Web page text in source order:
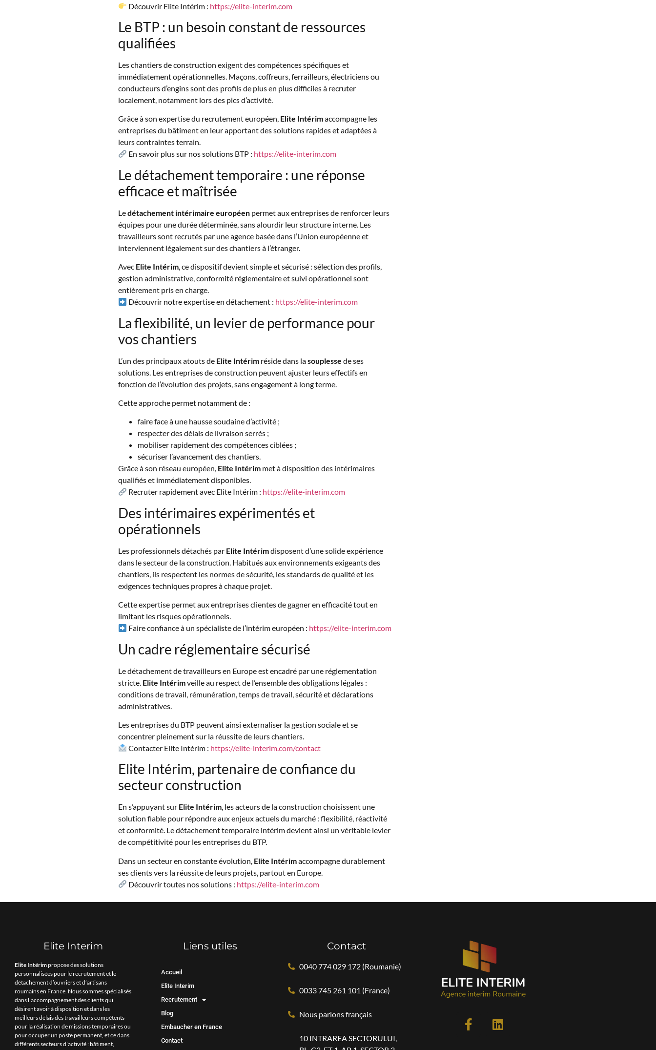
Découvrir Elite Intérim : https://elite-interim.com
Le BTP : un besoin constant de ressources
qualifiées
Les chantiers de construction exigent des compétences spécifiques et
immédiatement opérationnelles. Maçons, coffreurs, ferrailleurs, électriciens ou
conducteurs d’engins sont des profils de plus en plus difficiles à recruter
localement, notamment lors des pics d’activité.
Grâce à son expertise du recrutement européen, Elite Intérimaccompagne les
entreprises du bâtiment en leur apportant des solutions rapides et adaptées à
leurs contraintes terrain.
En savoir plus sur nos solutions BTP : https://elite-interim.com
Le détachement temporaire : une réponse
efficace et maîtrisée
Ledétachement intérimaire européenpermet aux entreprises de renforcer leurs
équipes pour une durée déterminée, sans alourdir leur structure interne. Les
travailleurs sont recrutés par une agence basée dans l’Union européenne et
interviennent légalement sur des chantiers à l’étranger.
Avec Elite Intérim, ce dispositif devient simple et sécurisé : sélection des profils,
gestion administrative, conformité réglementaire et suivi opérationnel sont
entièrement pris en charge.
Découvrir notre expertise en détachement : https://elite-interim.com
La flexibilité, un levier de performance pour
vos chantiers
L’un des principaux atouts de Elite Intérimréside dans lasouplesse de ses
solutions. Les entreprises de construction peuvent ajuster leurs effectifs en
fonction de l’évolution des projets, sans engagement à long terme.
Cette approche permet notamment de :
faire face à une hausse soudaine d’activité ;
respecter des délais de livraison serrés ;
mobiliser rapidement des compétences ciblées ;
sécuriser l’avancement des chantiers.
Grâce à son réseau européen, Elite Intérimmet à disposition des intérimaires
qualifiés et immédiatement disponibles.
Recruter rapidement avec Elite Intérim : https://elite-interim.com
Des intérimaires expérimentés et
opérationnels
Les professionnels détachés par Elite Intérimdisposent d’une solide expérience
dans le secteur de la construction. Habitués aux environnements exigeants des
chantiers, ils respectent les normes de sécurité, les standards de qualité et les
exigences techniques propres à chaque projet.
Cette expertise permet aux entreprises clientes de gagner en efficacité tout en
limitant les risques opérationnels.
Faire confiance à un spécialiste de l’intérim européen : https://elite-interim.com
Un cadre réglementaire sécurisé
Le détachement de travailleurs en Europe est encadré par une réglementation
stricte. Elite Intérimveille au respect de l’ensemble des obligations légales :
conditions de travail, rémunération, temps de travail, sécurité et déclarations
administratives.
Les entreprises du BTP peuvent ainsi externaliser la gestion sociale et se
concentrer pleinement sur la réussite de leurs chantiers.
Contacter Elite Intérim : https://elite-interim.com/contact
Elite Intérim, partenaire de confiance du
secteur construction
En s’appuyant sur Elite Intérim, les acteurs de la construction choisissent une
solution fiable pour répondre aux enjeux actuels du marché : flexibilité, réactivité
et conformité. Le détachement temporaire intérim devient ainsi un véritable levier
de compétitivité pour les entreprises du BTP.
Dans un secteur en constante évolution, Elite Intérimaccompagne durablement
ses clients vers la réussite de leurs projets, partout en Europe.
Découvrir toutes nos solutions : https://elite-interim.com
Elite Interim
Elite Intérimpropose des solutions
personnalisées pour le recrutement et le
détachement d’ouvriers et d’artisans
roumains en France. Nous sommes spécialisés
dans l’accompagnement des clients qui
désirent avoir à disposition et dans les
meilleurs délais des travailleurs compétents
pour la réalisation de missions temporaires ou
pour occuper un poste permanent, et ce dans
différents secteurs d’activité : bâtiment,
Liens utiles
Accueil
Elite Interim
Recrutement
Blog
Embaucher en France
Contact
Contact
0040 774 029 172 (Roumanie)
0033 745 261 101 (France)
Nous parlons français
10 INTRAREA SECTORULUI,